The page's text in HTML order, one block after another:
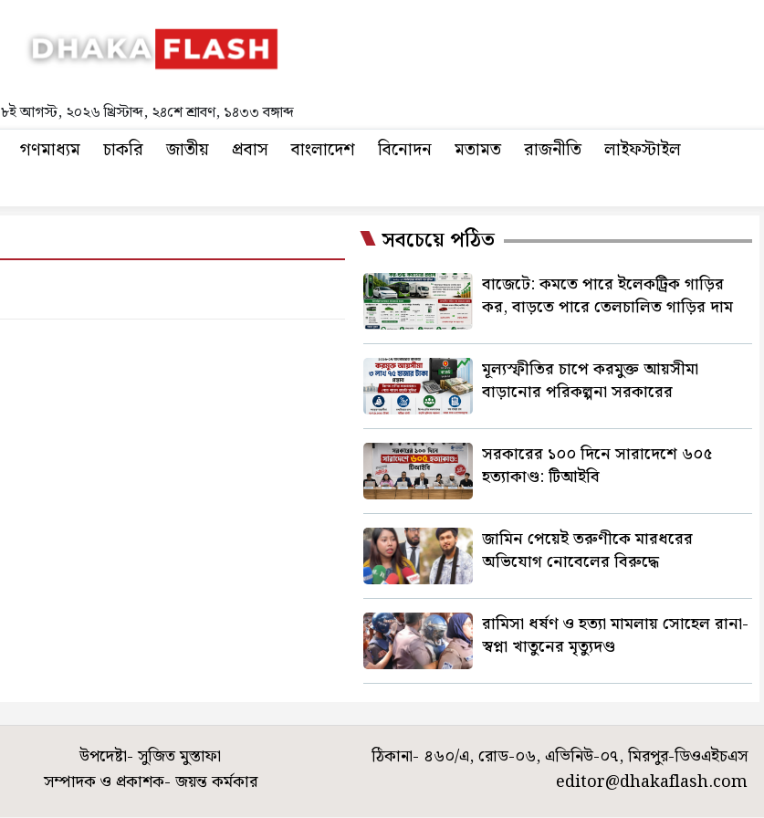
৮ই আগস্ট, ২০২৬ খ্রিস্টাব্দ,২৪শে শ্রাবণ, ১৪৩৩ বঙ্গাব্দ
গণমাধ্যম চাকরি জাতীয় প্রবাস বাংলাদেশ বিনোদন মতামত রাজনীতি
লাইফস্টাইল
সবচেয়ে পঠিত
বাজেটে: কমতে পারে ইলেকট্রিক গাড়ির
কর, বাড়তে পারে তেলচালিত গাড়ির দাম
মূল্যস্ফীতির চাপে করমুক্ত আয়সীমা
বাড়ানোর পরিকল্পনা সরকারের
সরকারের ১০০ দিনে সারাদেশে ৬০৫
হত্যাকাণ্ড: টিআইবি
জামিন পেয়েই তরুণীকে মারধরের
অভিযোগ নোবেলের বিরুদ্ধে
রামিসা ধর্ষণ ও হত্যা মামলায় সোহেল রানা-
স্বপ্না খাতুনের মৃত্যুদণ্ড
উপদেষ্টা- সুজিত মুস্তাফা
সম্পাদক ও প্রকাশক- জয়ন্ত কর্মকার
ঠিকানা- ৪৬০/এ, রোড-০৬, এভিনিউ-০৭, মিরপুর-ডিওএইচএস
editor@dhakaflash.com